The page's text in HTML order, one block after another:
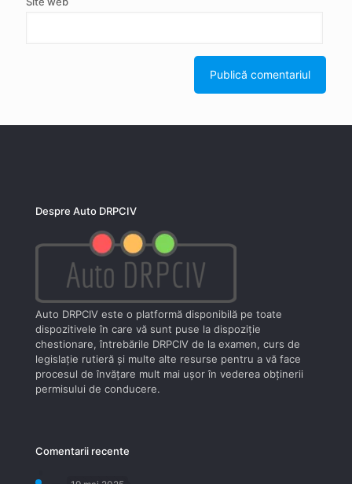
Despre Auto DRPCIV
Auto DRPCIV este o platformă disponibilă pe toate
dispozitivele în care vă sunt puse la dispoziţie
chestionare, întrebările DRPCIV de la examen, curs de
legislaţie rutieră şi multe alte resurse pentru a vă face
procesul de învăţare mult mai uşor în vederea obţinerii
permisului de conducere.
Comentarii recente